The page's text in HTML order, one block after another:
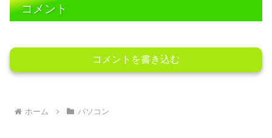
コメント
コメントを書き込む
ホーム パソコン